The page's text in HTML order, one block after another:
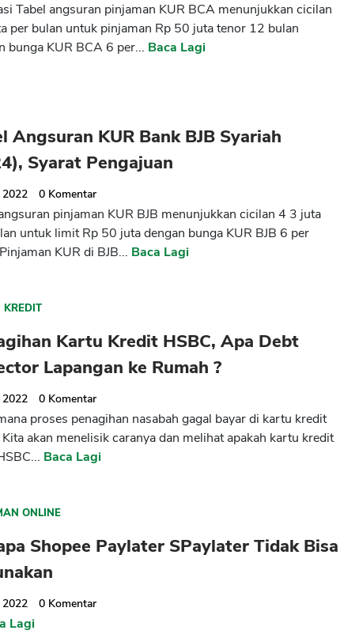
Tabel angsuran pinjaman KUR BCA menunjukkan cicilan
per bulan untuk pinjaman Rp 50 juta tenor 12 bulan
bunga KUR BCA 6 per... Baca Lagi
Angsuran KUR Bank BJB Syariah
Syarat Pengajuan
2022 0 Komentar
pinjaman KUR BJB menunjukkan cicilan 4 3 juta
untuk limit Rp 50 juta dengan bunga KUR BJB 6 per
KUR di BJB... Baca Lagi
KREDIT
Kartu Kredit HSBC, Apa Debt
Lapangan ke Rumah ?
2022 0 Komentar
proses penagihan nasabah gagal bayar di kartu kredit
akan menelisik caranya dan melihat apakah kartu kredit
Baca Lagi
ONLINE
Shopee Paylater SPaylater Tidak Bisa
2022 0 Komentar
Lagi